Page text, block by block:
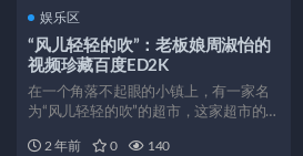
娱乐区
“风儿轻轻的吹”：老板娘周淑怡的
视频珍藏百度ED2K
在一个角落不起眼的小镇上，有一家名
为“风儿轻轻的吹”的超市，这家超市的
2 年前
0 140